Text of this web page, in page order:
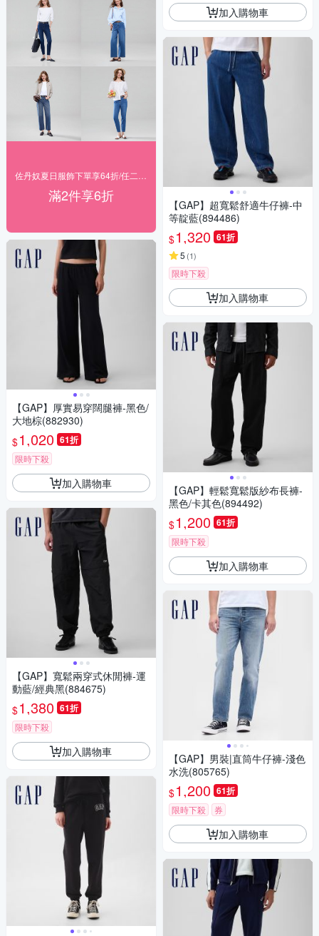
滿2件享6折
【GAP】厚實易穿闊腿褲-黑色/
大地棕(882930)
$1,020 61折
限時下殺
加入購物車
【GAP】寬鬆兩穿式休閒褲-運
動藍/經典黑(884675)
$1,380 61折
限時下殺
加入購物車
加入購物車
【GAP】超寬鬆舒適牛仔褲-中
等靛藍(894486)
$1,320 61折
5 (1)
限時下殺
加入購物車
【GAP】輕鬆寬鬆版紗布長褲-
黑色/卡其色(894492)
$1,200 61折
限時下殺
加入購物車
【GAP】男裝|直筒牛仔褲-淺色
水洗(805765)
$1,200 61折
限時下殺 券
加入購物車